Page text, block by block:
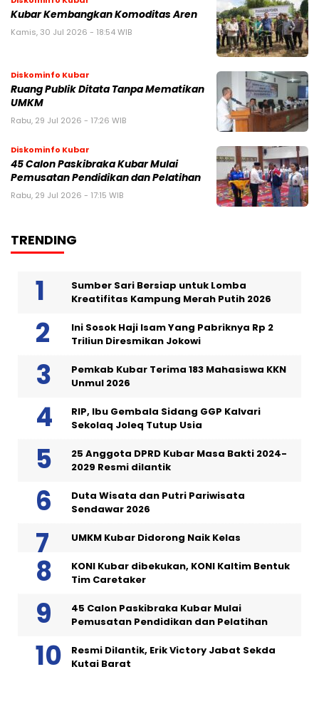
Kubar Kembangkan Komoditas Aren
Kamis, 30 Jul 2026 - 18:54 WIB
Diskominfo Kubar
Ruang Publik Ditata Tanpa Mematikan
UMKM
Rabu, 29 Jul 2026 - 17:26 WIB
Diskominfo Kubar
45 Calon Paskibraka Kubar Mulai
Pemusatan Pendidikan dan Pelatihan
Rabu, 29 Jul 2026 - 17:15 WIB
TRENDING
Sumber Sari Bersiap untuk Lomba
Kreatifitas Kampung Merah Putih 2026
Ini Sosok Haji Isam Yang Pabriknya Rp 2
Triliun Diresmikan Jokowi
Pemkab Kubar Terima 183 Mahasiswa KKN
Unmul 2026
RIP, Ibu Gembala Sidang GGP Kalvari
Sekolaq Joleq Tutup Usia
25 Anggota DPRD Kubar Masa Bakti 2024-
2029 Resmi dilantik
Duta Wisata dan Putri Pariwisata
Sendawar 2026
UMKM Kubar Didorong Naik Kelas
KONI Kubar dibekukan, KONI Kaltim Bentuk
Tim Caretaker
45 Calon Paskibraka Kubar Mulai
Pemusatan Pendidikan dan Pelatihan
Resmi Dilantik, Erik Victory Jabat Sekda
Kutai Barat